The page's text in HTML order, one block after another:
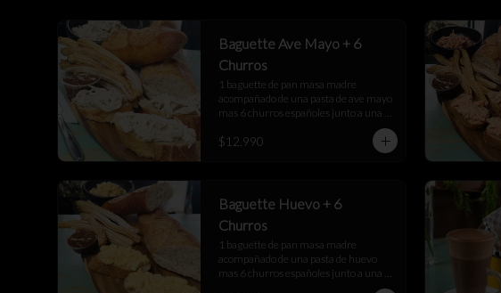
Baguette Ave Mayo + 6
Churros
1 baguette de pan masa madre
acompañado de una pasta de ave mayo
mas 6 churros españoles junto a una
$12.990
Baguette Huevo + 6
Churros
1 baguette de pan masa madre
acompañado de una pasta de huevo
mas 6 churros españoles junto a una